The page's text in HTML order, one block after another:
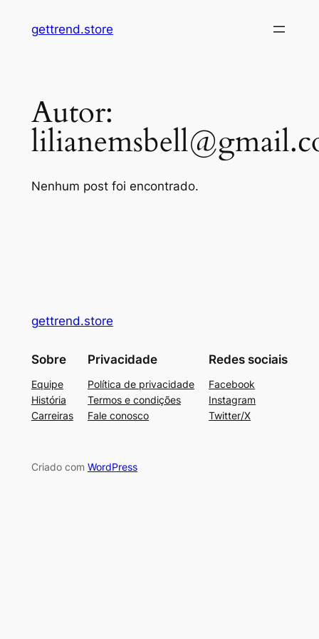
gettrend.store
Autor:
Nenhum post foi encontrado.
gettrend.store
Sobre
Equipe
História
Carreiras
Privacidade
Política de privacidade
Termos e condições
Fale conosco
Redes sociais
Facebook
Instagram
Twitter/X
Criado com WordPress